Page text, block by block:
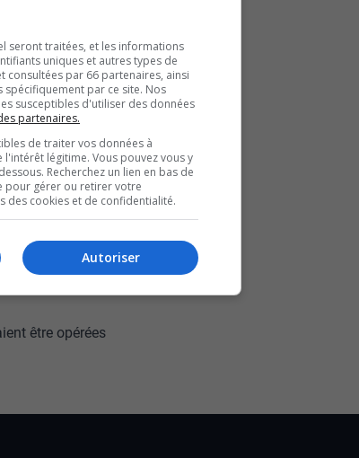
du
à
étage de
donc à
la fin du mois
être opérées
seront traitées, et les informations
uniques et autres types de
consultées par 66 partenaires, ainsi
spécifiquement par ce site. Nos
susceptibles d'utiliser des données
partenaires.
de traiter vos données à
légitime. Vous pouvez vous y
Recherchez un lien en bas de
pour gérer ou retirer votre
des cookies et de confidentialité.
Autoriser